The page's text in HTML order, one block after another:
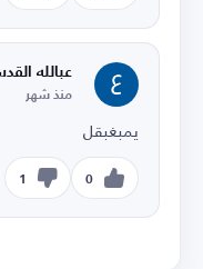
عبالله
منذ شهر
يمبغبقل
0
1